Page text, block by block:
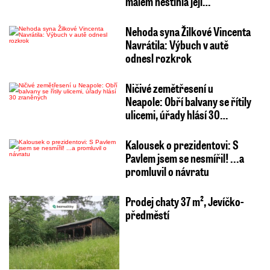
Nehoda syna Žilkové Vincenta
Navrátila: Výbuch v autě
odnesl rozkrok
Ničivé zemětřesení u
Neapole: Obří balvany se řítily
ulicemi, úřady hlásí 30…
Kalousek o prezidentovi: S
Pavlem jsem se nesmířil! ...a
promluvil o návratu
Prodej chaty 37 m², Jevíčko-
předměstí